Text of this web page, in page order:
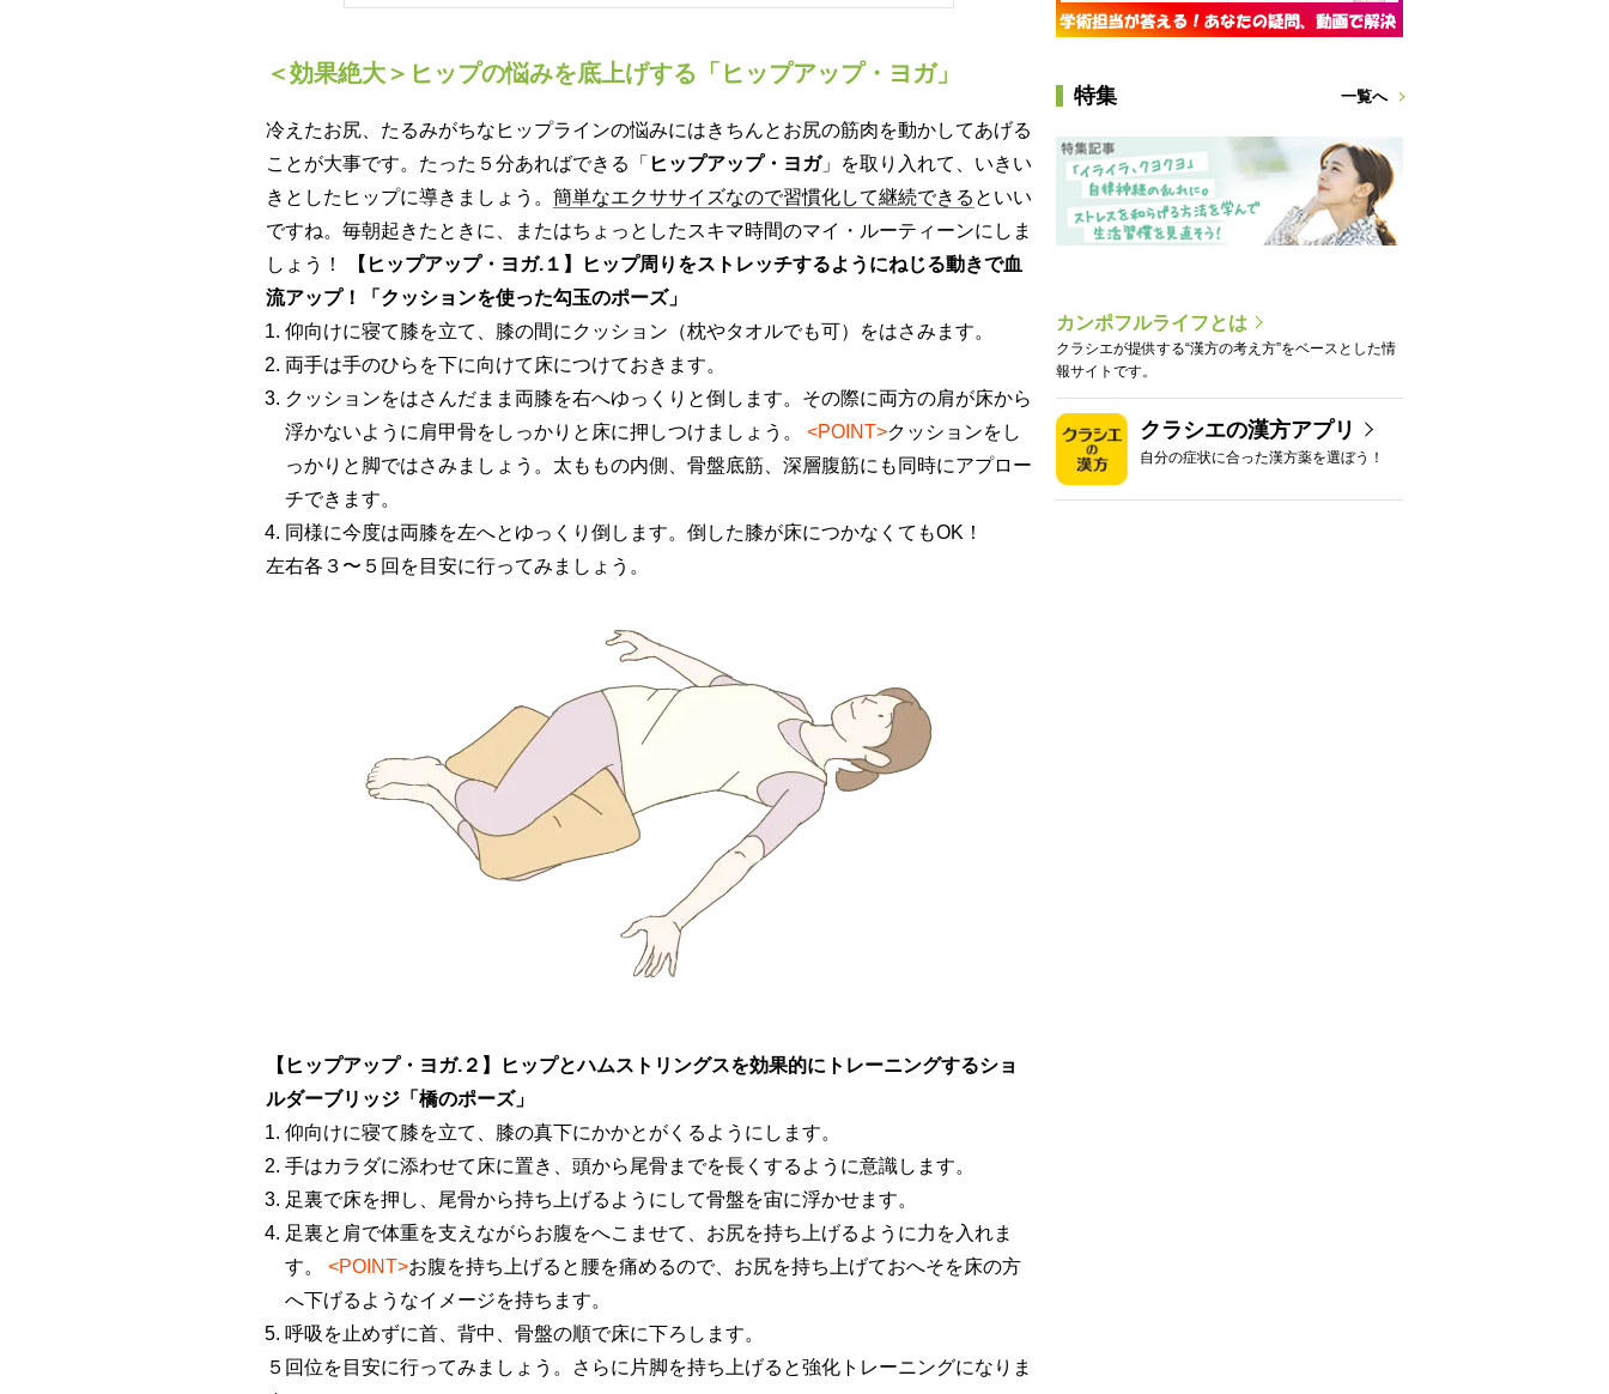
＜効果絶大＞ヒップの悩みを底上げする「ヒップアップ・ヨガ」
冷えたお尻、たるみがちなヒップラインの悩みにはきちんとお尻の筋肉を動かしてあげる
ことが大事です。たった５分あればできる「 ヒップアップ・ヨガ」を取り入れて、いきい
きとしたヒップに導きましょう。 簡単なエクササイズなので習慣化して継続できる といい
ですね。毎朝起きたときに、またはちょっとしたスキマ時間のマイ・ルーティーンにしま
しょう！
【ヒップアップ・ヨガ.１】ヒップ周りをストレッチするようにねじる動きで血
流アップ！「クッションを使った勾玉のポーズ」
仰向けに寝て膝を立て、膝の間にクッション（枕やタオルでも可）をはさみます。
両手は手のひらを下に向けて床につけておきます。
クッションをはさんだまま両膝を右へゆっくりと倒します。その際に両方の肩が床から
浮かないように肩甲骨をしっかりと床に押しつけましょう。 <POINT>クッションをし
っかりと脚ではさみましょう。太ももの内側、骨盤底筋、深層腹筋にも同時にアプロー
チできます。
同様に今度は両膝を左へとゆっくり倒します。倒した膝が床につかなくてもOK！
左右各３〜５回を目安に行ってみましょう。
【ヒップアップ・ヨガ.２】ヒップとハムストリングスを効果的にトレーニングするショ
ルダーブリッジ「橋のポーズ」
仰向けに寝て膝を立て、膝の真下にかかとがくるようにします。
手はカラダに添わせて床に置き、頭から尾骨までを長くするように意識します。
足裏で床を押し、尾骨から持ち上げるようにして骨盤を宙に浮かせます。
足裏と肩で体重を支えながらお腹をへこませて、お尻を持ち上げるように力を入れま
す。 <POINT>お腹を持ち上げると腰を痛めるので、お尻を持ち上げておへそを床の方
へ下げるようなイメージを持ちます。
呼吸を止めずに首、背中、骨盤の順で床に下ろします。
５回位を目安に行ってみましょう。さらに片脚を持ち上げると強化トレーニングになりま
特集 一覧へ
カンポフルライフとは
クラシエが提供する“漢方の考え方”をベースとした情
報サイトです。
クラシエの漢方アプリ
自分の症状に合った漢方薬を選ぼう！